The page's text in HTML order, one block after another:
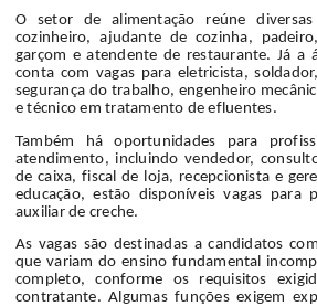
O setor de alimentação reúne
cozinheiro, ajudante de cozinha,
garçom e atendente de restaurante. Já a
conta com vagas para eletricista,
segurança do trabalho, engenheiro
e técnico em tratamento de efluentes.
Também há oportunidades para
atendimento, incluindo vendedor,
de caixa, fiscal de loja, recepcionista e
educação, estão disponíveis vagas para
auxiliar de creche.
As vagas são destinadas a candidatos
que variam do ensino fundamental
completo, conforme os requisitos
contratante. Algumas funções exigem